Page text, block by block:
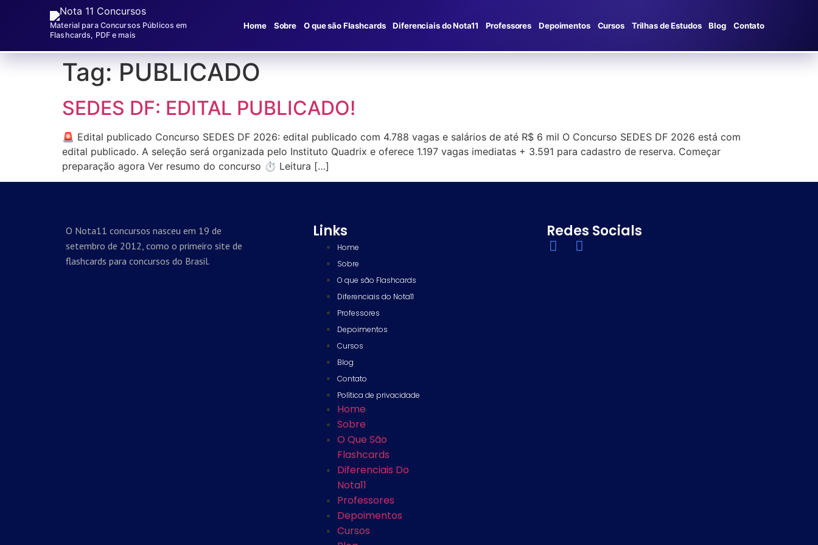
Material para Concursos Públicos em
Flashcards, PDF e mais
Home Sobre O que são Flashcards Diferenciais do Nota11 Professores Depoimentos Cursos Trilhas de Estudos Blog Contato
Tag:PUBLICADO
SEDES DF: EDITAL PUBLICADO!
🚨 Edital publicado Concurso SEDES DF 2026: edital publicado com 4.788 vagas e salários de até R$ 6 mil O Concurso SEDES DF 2026 está com
edital publicado. A seleção será organizada pelo Instituto Quadrix e oferece 1.197 vagas imediatas + 3.591 para cadastro de reserva. Começar
preparação agora Ver resumo do concurso ⏱️ Leitura […]
O Nota11 concursos nasceu em 19 de
setembro de 2012, como o primeiro site de
flashcards para concursos do Brasil.
Links
Home
Sobre
O que são Flashcards
Diferenciais do Nota11
Professores
Depoimentos
Cursos
Blog
Contato
Política de privacidade
Home
Sobre
O Que São
Flashcards
Diferenciais Do
Nota11
Professores
Depoimentos
Cursos
Redes Socials